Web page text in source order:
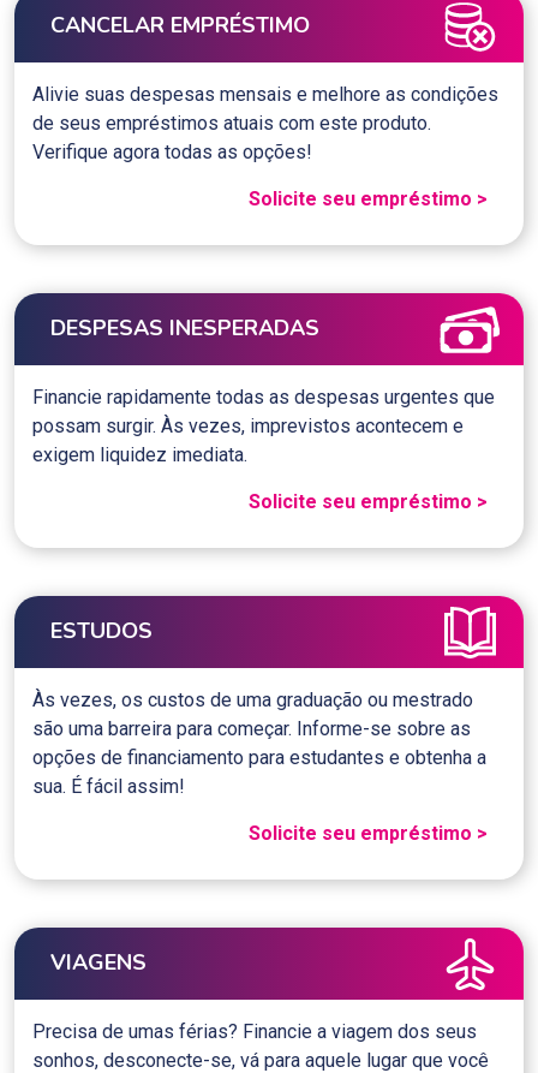
CANCELAR EMPRÉSTIMO
Alivie suas despesas mensais e melhore as condições
de seus empréstimos atuais com este produto.
Verifique agora todas as opções!
Solicite seu empréstimo >
DESPESAS INESPERADAS
Financie rapidamente todas as despesas urgentes que
possam surgir. Às vezes, imprevistos acontecem e
exigem liquidez imediata.
Solicite seu empréstimo >
ESTUDOS
Às vezes, os custos de uma graduação ou mestrado
são uma barreira para começar. Informe-se sobre as
opções de financiamento para estudantes e obtenha a
sua. É fácil assim!
Solicite seu empréstimo >
VIAGENS
Precisa de umas férias? Financie a viagem dos seus
sonhos, desconecte-se, vá para aquele lugar que você